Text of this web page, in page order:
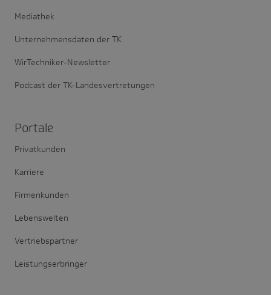
Mediathek
Unternehmensdaten der TK
WirTechniker-Newsletter
Podcast der TK-Landesvertretungen
Portale
Privatkunden
Karriere
Firmenkunden
Lebenswelten
Vertriebspartner
Leistungserbringer